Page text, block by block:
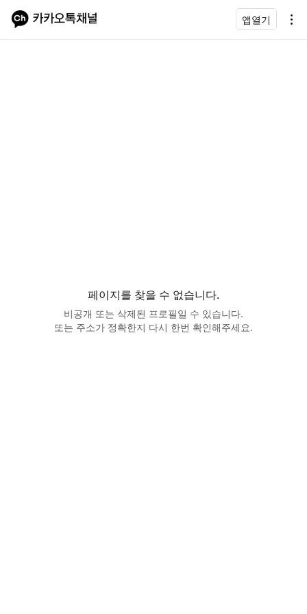
앱열기
페이지를 찾을 수 없습니다.
비공개 또는 삭제된 프로필일 수 있습니다.
또는 주소가 정확한지 다시 한번 확인해주세요.